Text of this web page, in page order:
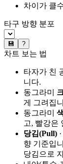
차이가 클
타구 방향 분포
💾 ?
차트 보는 법
타자가 친
니다.
동그라미
게 그려집
동그라미 색
고, 빨강은
당김(Pull) ·
향 기준입
당김으로